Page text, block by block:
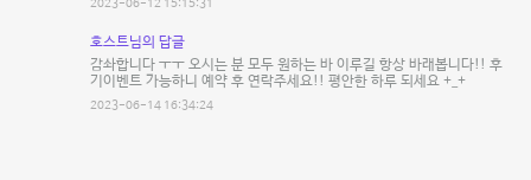
2023-06-12 15:15:31
호스트님의 답글
감솨합니다 ㅜㅜ 오시는 분 모두 원하는 바 이루길 항상 바래봅니다!! 후
기이벤트 가능하니 예약 후 연락주세요!! 평안한 하루 되세요 +_+
2023-06-14 16:34:24